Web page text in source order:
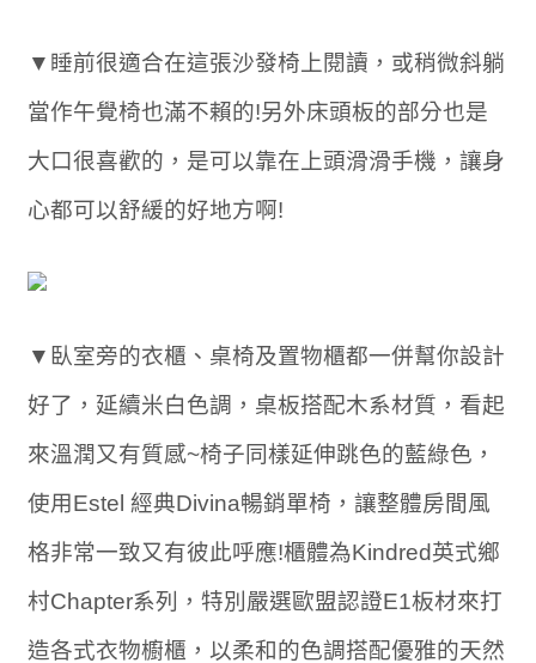
▼睡前很適合在這張沙發椅上閱讀，或稍微斜躺
當作午覺椅也滿不賴的!另外床頭板的部分也是
大口很喜歡的，是可以靠在上頭滑滑手機，讓身
心都可以舒緩的好地方啊!
▼臥室旁的衣櫃、桌椅及置物櫃都一併幫你設計
好了，延續米白色調，桌板搭配木系材質，看起
來溫潤又有質感~椅子同樣延伸跳色的藍綠色，
使用Estel 經典Divina暢銷單椅，讓整體房間風
格非常一致又有彼此呼應!櫃體為Kindred英式鄉
村Chapter系列，特別嚴選歐盟認證E1板材來打
造各式衣物櫥櫃，以柔和的色調搭配優雅的天然